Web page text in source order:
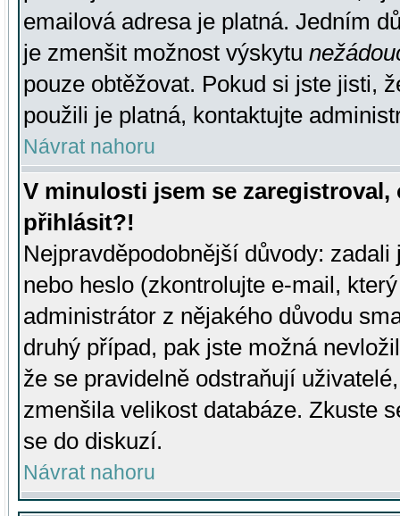
emailová adresa je platná. Jedním
je zmenšit možnost výskytu
pouze obtěžovat. Pokud si jste jisti,
použili je platná, kontaktujte
Návrat nahoru
V minulosti jsem se
přihlásit?!
Nejpravděpodobnější důvody:
nebo heslo (zkontrolujte e-mail,
administrátor z nějakého důvodu
druhý případ, pak jste možná
že se pravidelně odstraňují
zmenšila velikost databáze. Zkuste
se do diskuzí.
Návrat nahoru